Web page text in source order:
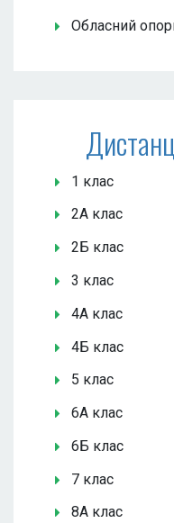
Обласний
1 клас
2А клас
2Б клас
3 клас
4А клас
4Б клас
5 клас
6А клас
6Б клас
7 клас
8А клас